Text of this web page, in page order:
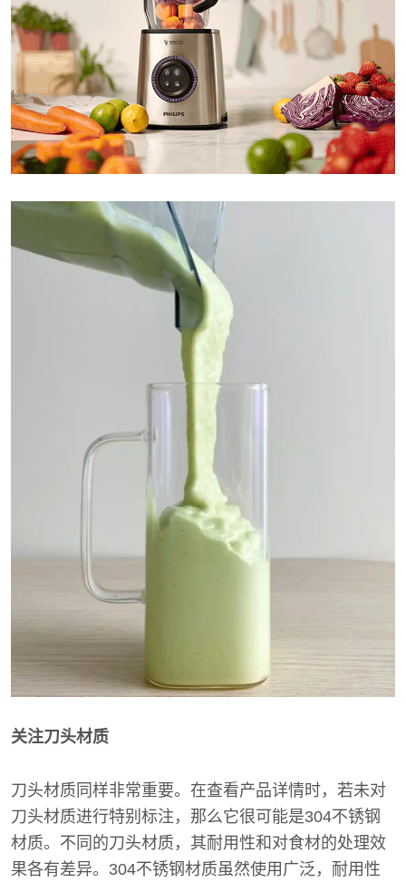
关注刀头材质
刀头材质同样非常重要。在查看产品详情时，若未对
刀头材质进行特别标注，那么它很可能是304不锈钢
材质。不同的刀头材质，其耐用性和对食材的处理效
果各有差异。304不锈钢材质虽然使用广泛，耐用性